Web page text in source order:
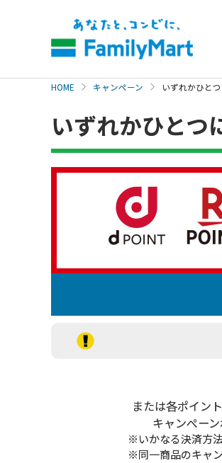
HOME キャンペーン いずれかひと
いずれかひとつ
または各ポイン
キャンぺー
※いかなる決済方
※同一商品のキャ